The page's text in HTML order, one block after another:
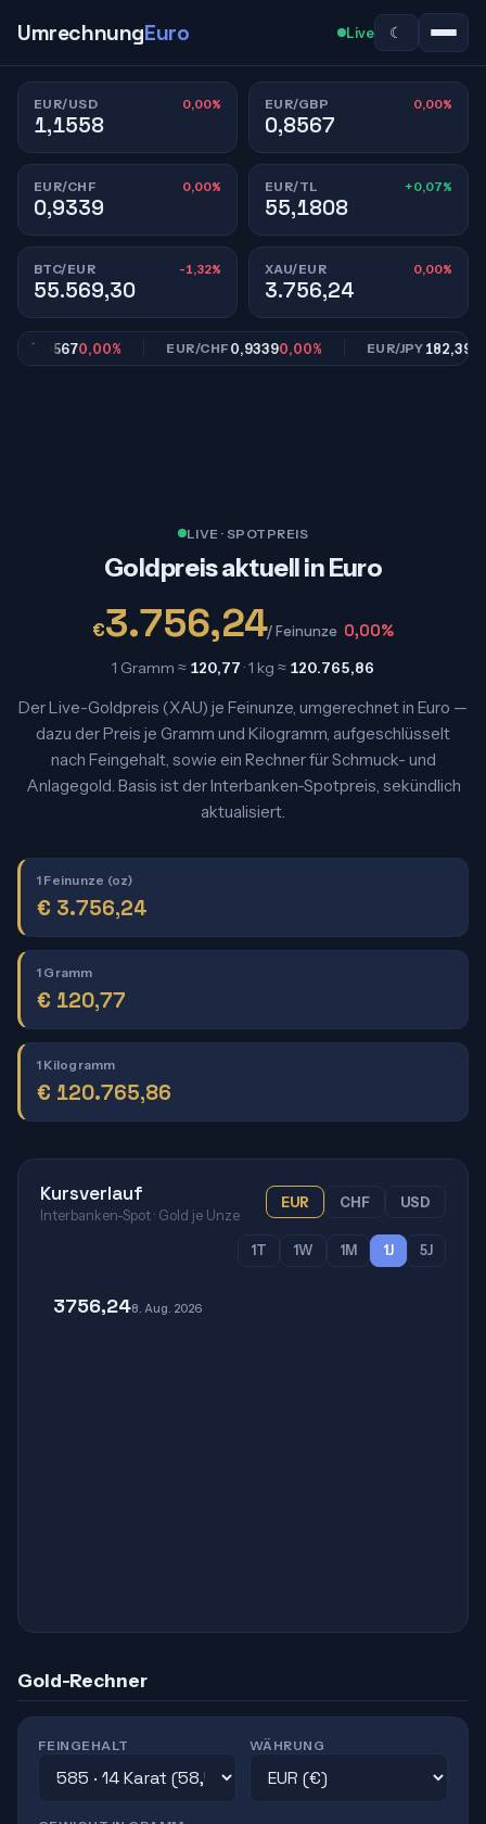
UmrechnungEuro Live ☾
EUR/USD 0,00%
1,1558
EUR/GBP 0,00%
0,8567
EUR/CHF 0,00%
0,9339
EUR/TL +0,07%
55,1808
BTC/EUR -1,32%
55.569,30
XAU/EUR 0,00%
3.756,24
0,85670,00% EUR/CHF0,93390,00% EUR/JPY182,39
LIVE · SPOTPREIS
Goldpreis aktuell in Euro
€3.756,24/ Feinunze 0,00%
1 Gramm ≈ 120,77 · 1 kg ≈ 120.765,86
Der Live-Goldpreis (XAU) je Feinunze, umgerechnet in Euro —
dazu der Preis je Gramm und Kilogramm, aufgeschlüsselt
nach Feingehalt, sowie ein Rechner für Schmuck- und
Anlagegold. Basis ist der Interbanken-Spotpreis, sekündlich
aktualisiert.
1 Feinunze (oz)
€ 3.756,24
1 Gramm
€ 120,77
1 Kilogramm
€ 120.765,86
Kursverlauf
Interbanken-Spot · Gold je Unze
EUR CHF USD
1T 1W 1M 1J 5J
3756,248. Aug. 2026
Gold-Rechner
FEINGEHALT WÄHRUNG